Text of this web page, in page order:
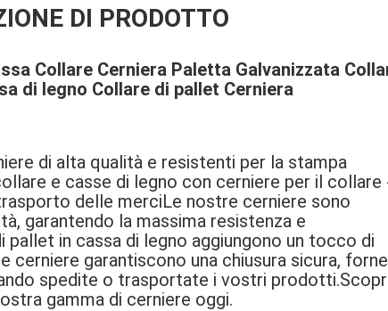
DI PRODOTTO
Collare Cerniera Paletta Galvanizzata
di legno Collare di pallet Cerniera
di alta qualità e resistenti per la stampa
e casse di legno con cerniere per il collare
delle merciLe nostre cerniere sono
garantendo la massima resistenza e
in cassa di legno aggiungono un tocco di
cerniere garantiscono una chiusura sicura,
spedite o trasportate i vostri
gamma di cerniere oggi.